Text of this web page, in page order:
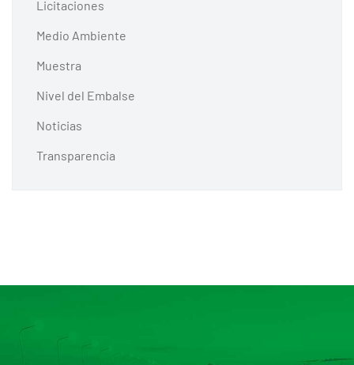
Licitaciones
Medio Ambiente
Muestra
Nivel del Embalse
Noticias
Transparencia